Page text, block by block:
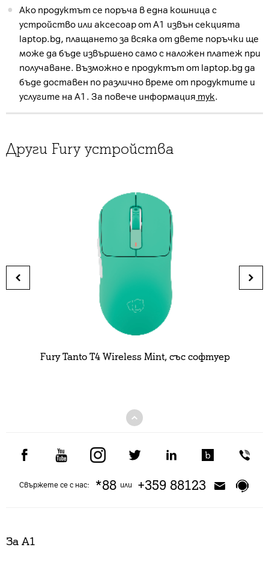
Ако продуктът се поръча в една кошница с
устройство или аксесоар от А1 извън секцията
laptop.bg, плащането за всяка от двете поръчки ще
може да бъде извършено само с наложен платеж при
получаване. Възможно е продуктът от laptop.bg да
бъде доставен по различно време от продуктите и
услугите на А1. За повече информация тук.
Други Fury устройства
Fury Tanto T4 Wireless Mint, със софтуер
Свържете се с нас: *88или +359 88123
За А1